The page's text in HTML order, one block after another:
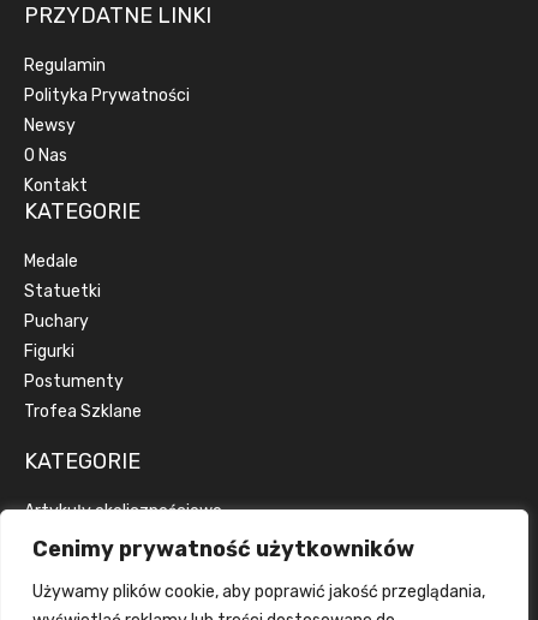
Cenimy prywatność użytkowników
Używamy plików cookie, aby poprawić jakość przeglądania,
PRZYDATNE LINKI
Regulamin
Polityka Prywatności
Newsy
O Nas
Kontakt
KATEGORIE
Medale
Statuetki
Puchary
Figurki
Postumenty
Trofea Szklane
KATEGORIE
Artykuły okolicznościowe
Artykuły reklamowe
Emblematy